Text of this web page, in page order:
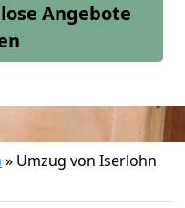
Angebote
» Umzug von Iserlohn